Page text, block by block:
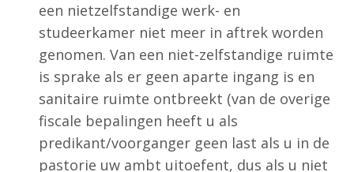
een nietzelfstandige werk- en
studeerkamer niet meer in aftrek worden
genomen. Van een niet-zelfstandige ruimte
is sprake als er geen aparte ingang is en
sanitaire ruimte ontbreekt (van de overige
fiscale bepalingen heeft u als
predikant/voorganger geen last als u in de
pastorie uw ambt uitoefent, dus als u niet